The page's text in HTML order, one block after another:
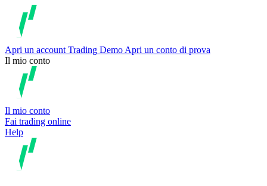
Apri un account Trading Demo Apri un conto di prova
Il mio conto
Il mio conto
Fai trading online
Help